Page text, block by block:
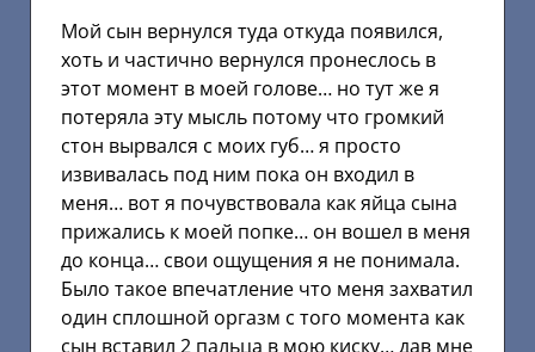
Мой сын вернулся туда откуда появился,
хоть и частично вернулся пронеслось в
этот момент в моей голове… но тут же я
потеряла эту мысль потому что громкий
стон вырвался с моих губ… я просто
извивалась под ним пока он входил в
меня… вот я почувствовала как яйца сына
прижались к моей попке… он вошел в меня
до конца… свои ощущения я не понимала.
Было такое впечатление что меня захватил
один сплошной оргазм с того момента как
сын вставил 2 пальца в мою киску… дав мне